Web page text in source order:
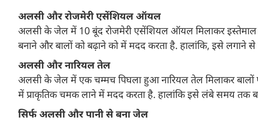
अलसी और रोजमेरी एसेंशियल ऑयल
अलसी के जेल में 10 बूंद रोजमेरी एसेंशियल ऑयल मिलाकर इस्तेमाल
बनाने और बालों को बढ़ाने को में मदद करता है. हालांकि, इसे
अलसी और नारियल तेल
अलसी के जेल में एक चम्मच पिघला हुआ नारियल तेल मिलाकर बालों
में प्राकृतिक चमक लाने में मदद करता है. हालांकि इसे लंबे समय तक
सिर्फ अलसी और पानी से बना जेल